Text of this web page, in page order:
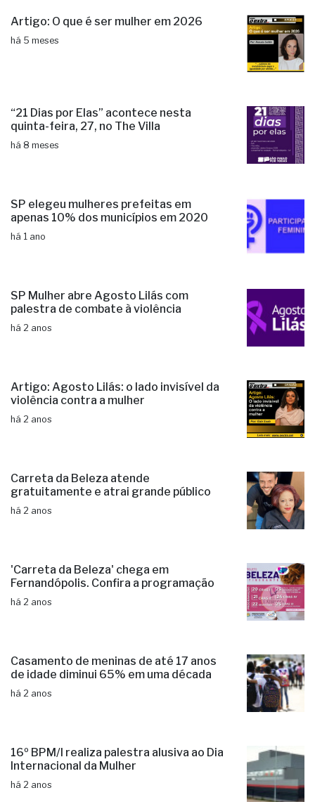
Artigo: O que é ser mulher em 2026
há 5 meses
“21 Dias por Elas” acontece nesta
quinta-feira, 27, no The Villa
há 8 meses
SP elegeu mulheres prefeitas em
apenas 10% dos municípios em 2020
há 1 ano
SP Mulher abre Agosto Lilás com
palestra de combate à violência
há 2 anos
Artigo: Agosto Lilás: o lado invisível da
violência contra a mulher
há 2 anos
Carreta da Beleza atende
gratuitamente e atrai grande público
há 2 anos
'Carreta da Beleza' chega em
Fernandópolis. Confira a programação
há 2 anos
Casamento de meninas de até 17 anos
de idade diminui 65% em uma década
há 2 anos
16º BPM/I realiza palestra alusiva ao Dia
Internacional da Mulher
há 2 anos